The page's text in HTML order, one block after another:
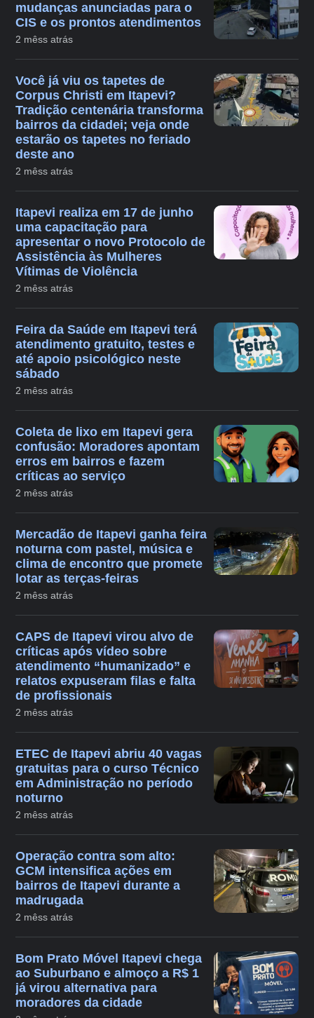
mudanças anunciadas para o
CIS e os prontos atendimentos
2 mêss atrás
Você já viu os tapetes de
Corpus Christi em Itapevi?
Tradição centenária transforma
bairros da cidadei; veja onde
estarão os tapetes no feriado
deste ano
2 mêss atrás
Itapevi realiza em 17 de junho
uma capacitação para
apresentar o novo Protocolo de
Assistência às Mulheres
Vítimas de Violência
2 mêss atrás
Feira da Saúde em Itapevi terá
atendimento gratuito, testes e
até apoio psicológico neste
sábado
2 mêss atrás
Coleta de lixo em Itapevi gera
confusão: Moradores apontam
erros em bairros e fazem
críticas ao serviço
2 mêss atrás
Mercadão de Itapevi ganha feira
noturna com pastel, música e
clima de encontro que promete
lotar as terças-feiras
2 mêss atrás
CAPS de Itapevi virou alvo de
críticas após vídeo sobre
atendimento “humanizado” e
relatos expuseram filas e falta
de profissionais
2 mêss atrás
ETEC de Itapevi abriu 40 vagas
gratuitas para o curso Técnico
em Administração no período
noturno
2 mêss atrás
Operação contra som alto:
GCM intensifica ações em
bairros de Itapevi durante a
madrugada
2 mêss atrás
Bom Prato Móvel Itapevi chega
ao Suburbano e almoço a R$ 1
já virou alternativa para
moradores da cidade